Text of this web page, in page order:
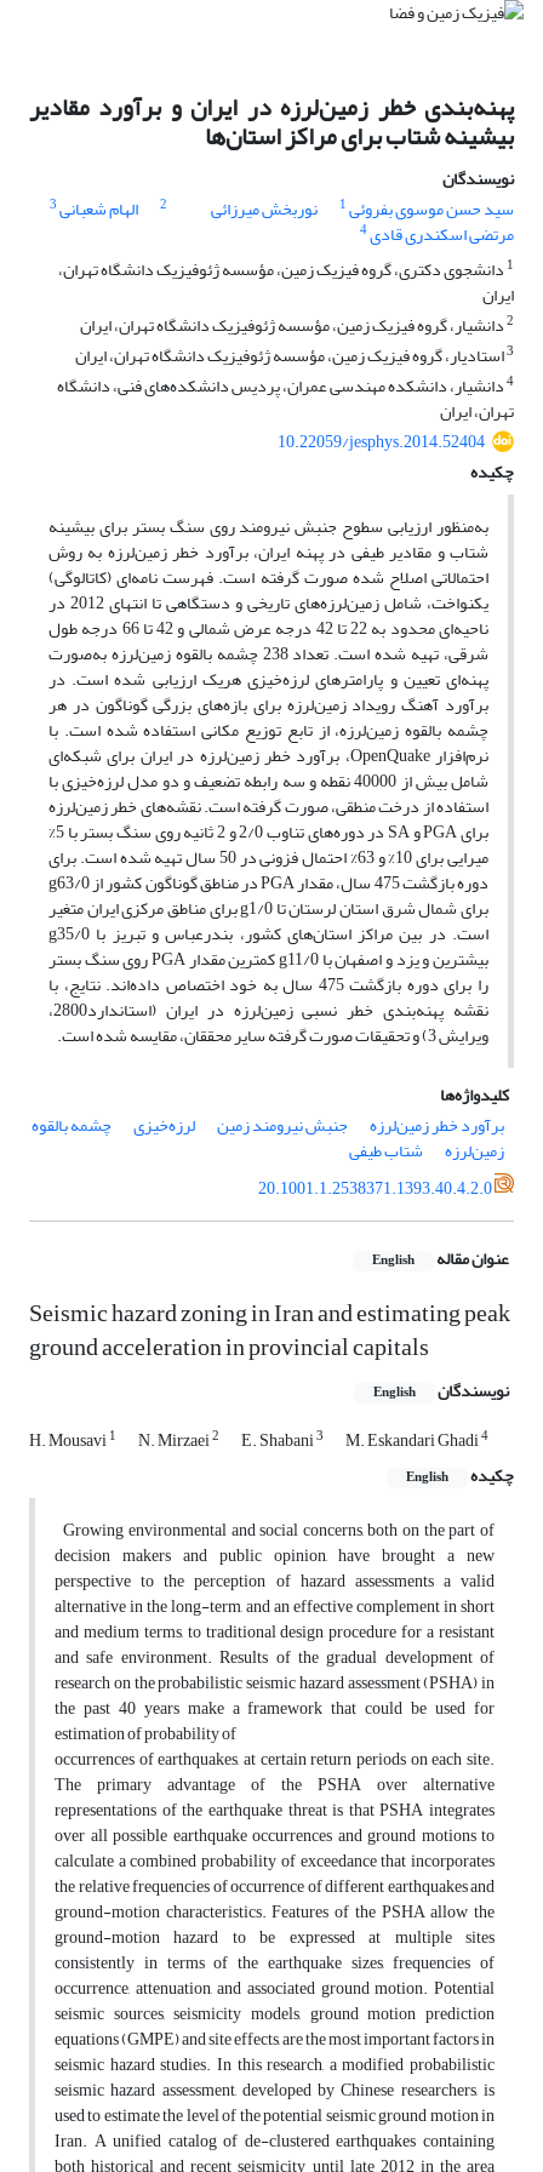
پهنه‌بندی خطر زمین‌لرزه در ایران و برآورد مقادیر
بیشینه شتاب برای مراکز استان‌ها
نویسندگان
سید حسن موسوی بفروئی1 نوربخش میرزائی 2 الهام شعبانی3
مرتضی اسکندری قادی4
1 دانشجوی دکتری، گروه فیزیک زمین، مؤسسه ژئوفیزیک دانشگاه تهران،
ایران
2دانشیار، گروه فیزیک زمین، مؤسسه ژئوفیزیک دانشگاه تهران، ایران
3استادیار، گروه فیزیک زمین، مؤسسه ژئوفیزیک دانشگاه تهران، ایران
4دانشیار، دانشکده مهندسی عمران، پردیس دانشکده‌های فنی، دانشگاه
تهران، ایران
10.22059/jesphys.2014.52404
چکیده
به‌منظور ارزیابی سطوح جنبش نیرومند روی سنگ بستر برای بیشینه
شتاب و مقادیر طیفی در پهنه ایران، برآورد خطر زمین‌لرزه به روش
احتمالاتی اصلاح شده صورت گرفته است. فهرست نامه‌ای (کاتالوگی)
یکنواخت، شامل زمین‌لرزه‌های تاریخی و دستگاهی تا انتهای 2012 در
ناحیه‌ای محدود به 22 تا 42 درجه عرض شمالی و 42 تا 66 درجه طول
شرقی، تهیه شده است. تعداد 238 چشمه بالقوه زمین‌لرزه به‌صورت
پهنه‌ای تعیین و پارامترهای لرزه‌خیزی هریک ارزیابی شده است. در
برآورد آهنگ رویداد زمین‌لرزه برای بازه‌های بزرگی گوناگون در هر
چشمه بالقوه زمین‌لرزه، از تابع توزیع مکانی استفاده شده است. با
نرم‌افزار OpenQuake، برآورد خطر زمین‌لرزه در ایران برای شبکه‌ای
شامل بیش از 40000 نقطه و سه رابطه تضعیف و دو مدل لرزه‌خیزی با
استفاده از درخت منطقی، صورت گرفته است. نقشه‌های خطر زمین‌لرزه
برای PGA و SA در دوره‌های تناوب 2/0 و 2 ثانیه روی سنگ بستر با 5%
میرایی برای 10% و 63% احتمال فزونی در 50 سال تهیه شده است. برای
دوره بازگشت 475 سال، مقدار PGA در مناطق گوناگون کشور از g63/0
برای شمال شرق استان لرستان تا g1/0 برای مناطق مرکزی ایران متغیر
است. در بین مراکز استان‌های کشور، بندرعباس و تبریز با g35/0
بیشترین و یزد و اصفهان با g11/0 کمترین مقدار PGA روی سنگ بستر
را برای دوره بازگشت 475 سال به خود اختصاص داده‌اند. نتایج، با
نقشه پهنه‌بندی خطر نسبی زمین‌لرزه در ایران (استاندارد2800،
ویرایش 3) و تحقیقات صورت گرفته سایر محققان، مقایسه شده است.
کلیدواژه‌ها
برآورد خطر زمین‌لرزه
جنبش نیرومند زمین لرزه‌خیزی چشمه بالقوه
زمین‌لرزه
شتاب طیفی
20.1001.1.2538371.1393.40.4.2.0
عنوان مقاله English
Seismic hazard zoning in Iran and estimating peak
ground acceleration in provincial capitals
نویسندگان English
H. Mousavi1 N. Mirzaei2 E. Shabani3 M. Eskandari Ghadi4
چکیده English
Growing environmental and social concerns, both on the part of
decision makers and public opinion, have brought a new
perspective to the perception of hazard assessments a valid
alternative in the long-term, and an effective complement in short
and medium terms, to traditional design procedure for a resistant
and safe environment. Results of the gradual development of
research on the probabilistic seismic hazard assessment (PSHA) in
the past 40 years make a framework that could be used for
estimation of probability of
occurrences of earthquakes, at certain return periods on each site.
The primary advantage of the PSHA over alternative
representations of the earthquake threat is that PSHA integrates
over all possible earthquake occurrences and ground motions to
calculate a combined probability of exceedance that incorporates
the relative frequencies of occurrence of different earthquakes and
ground-motion characteristics. Features of the PSHA allow the
ground-motion hazard to be expressed at multiple sites
consistently in terms of the earthquake sizes, frequencies of
occurrence, attenuation, and associated ground motion. Potential
seismic sources, seismicity models, ground motion prediction
equations (GMPE) and site effects, are the most important factors in
seismic hazard studies. In this research, a modified probabilistic
seismic hazard assessment, developed by Chinese researchers, is
used to estimate the level of the potential seismic ground motion in
Iran. A unified catalog of de-clustered earthquakes containing